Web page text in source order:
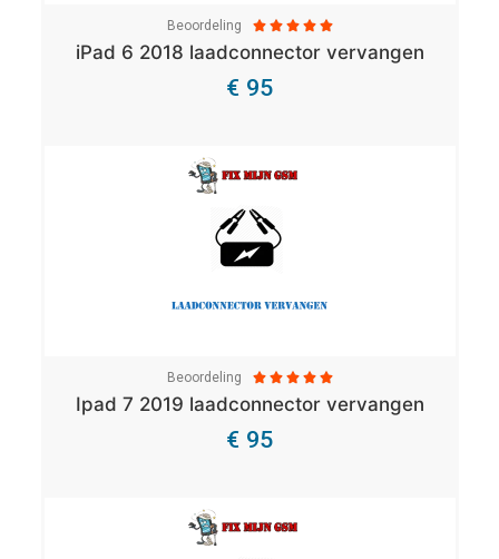
Beoordeling     
iPad 6 2018 laadconnector vervangen
€ 95
Bekijk Details
Beoordeling     
Ipad 7 2019 laadconnector vervangen
€ 95
Bekijk Details